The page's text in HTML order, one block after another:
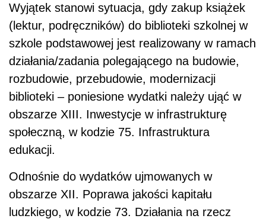
Wyjątek stanowi sytuacja, gdy zakup książek
(lektur, podręczników) do biblioteki szkolnej w
szkole podstawowej jest realizowany w ramach
działania/zadania polegającego na budowie,
rozbudowie, przebudowie, modernizacji
biblioteki – poniesione wydatki należy ująć w
obszarze XIII. Inwestycje w infrastrukturę
społeczną, w kodzie 75. Infrastruktura
edukacji.
Odnośnie do wydatków ujmowanych w
obszarze XII. Poprawa jakości kapitału
ludzkiego, w kodzie 73. Działania na rzecz